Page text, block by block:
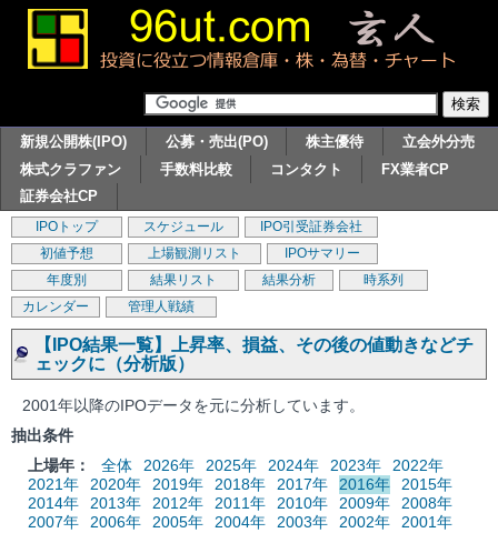
新規公開株(IPO) 公募・売出(PO) 株主優待
立会外分売
株式クラファン
手数料比較 コンタクト
FX業者CP
証券会社CP
IPOトップ スケジュール
IPO引受証券会社
初値予想
上場観測リスト
IPOサマリー
年度別
結果リスト 結果分析
時系列
カレンダー
管理人戦績
【IPO結果一覧】上昇率、損益、その後の値動きなどチ
ェックに（分析版）
2001年以降のIPOデータを元に分析しています。
抽出条件
上場年：
全体 2026年 2025年 2024年 2023年
2022年
2021年
2020年 2019年 2018年 2017年 2016年
2015年
2014年
2013年 2012年 2011年 2010年 2009年
2008年
2007年
2006年 2005年 2004年 2003年 2002年
2001年